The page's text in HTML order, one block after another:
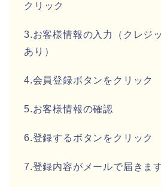
クリック
3.お客様情報の入力（クレジ
あり）
4.会員登録ボタンをクリック
5.お客様情報の確認
6.登録するボタンをクリック
7.登録内容がメールで届きます